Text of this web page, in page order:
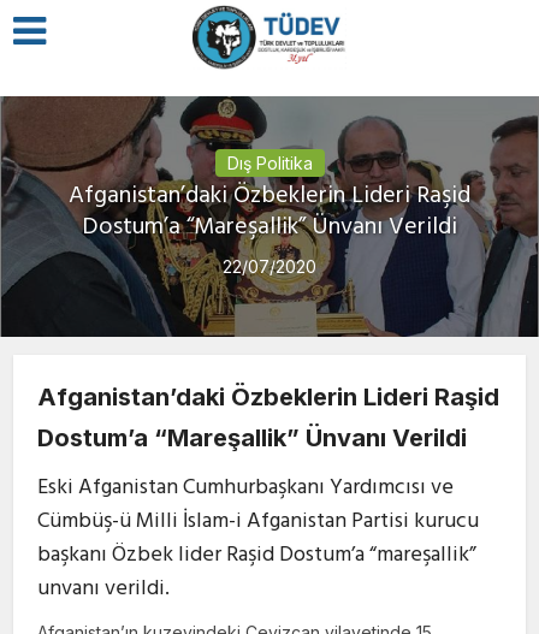
Dış Politika
Afganistan’daki Özbeklerin Lideri Raşid
Dostum’a “Mareşallik” Ünvanı Verildi
22/07/2020
Afganistan’daki Özbeklerin Lideri Raşid
Dostum’a “Mareşallik” Ünvanı Verildi
Eski Afganistan Cumhurbaşkanı Yardımcısı ve
Cümbüş-ü Milli İslam-i Afganistan Partisi kurucu
başkanı Özbek lider Raşid Dostum’a “mareşallik”
unvanı verildi.